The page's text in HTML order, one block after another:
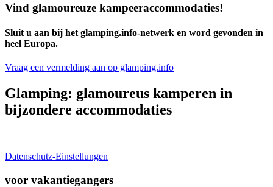
Vind glamoureuze kampeeraccommodaties!
Sluit u aan bij het glamping.info-netwerk en word gevonden in
heel Europa.
Vraag een vermelding aan op glamping.info
Glamping: glamoureus kamperen in
bijzondere accommodaties
Datenschutz-Einstellungen
voor vakantiegangers